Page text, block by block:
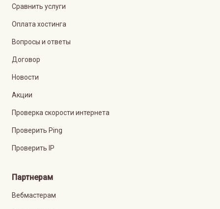
Сравнить услуги
Оплата хостинга
Вопросы и ответы
Договор
Новости
Акции
Проверка скорости интернета
Проверить Ping
Проверить IP
Партнерам
Вебмастерам